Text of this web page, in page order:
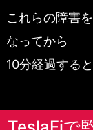
これらの障害
なってから
10分経過する